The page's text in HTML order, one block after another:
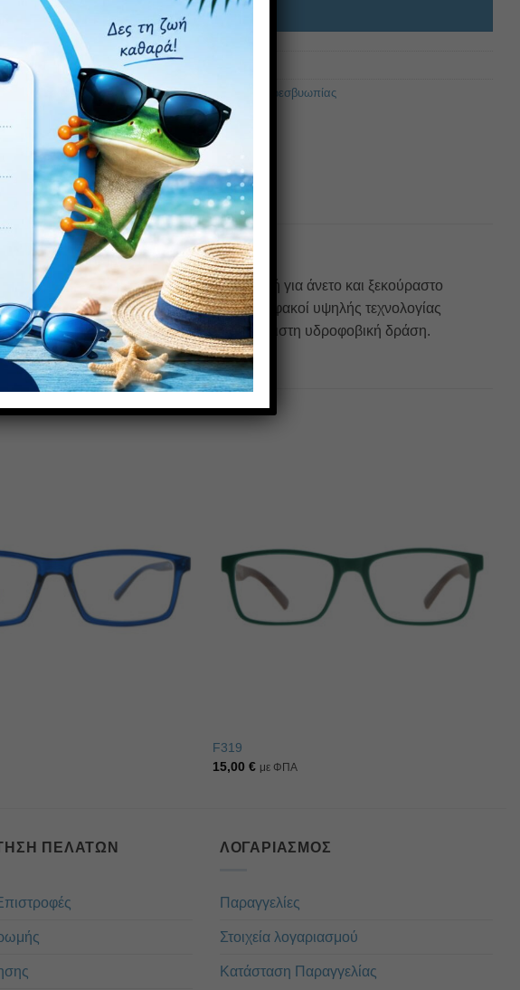
ΠΡΟΣΘΉΚΗ ΣΤΟ ΚΑΛΆΘΙ
Γυαλιά Πρεσβυωπίας,Γυναικεία Γυαλιά Πρεσβυωπίας
αποτελούν την ιδανική επιλογή για άνετο και ξεκούραστο
του σκελετού. Παράλληλα, οι ασφαιρικοί φακοί υψηλής τεχνολογίας
ευκολία στον καθαρισμό και βέλτιστη υδροφοβική δράση.
F319
15,00€ με ΦΠΑ
ΠΕΛΑΤΏΝ ΛΟΓΑΡΙΑΣΜΌΣ
Παραγγελίες
Στοιχεία λογαριασμού
Κατάσταση Παραγγελίας